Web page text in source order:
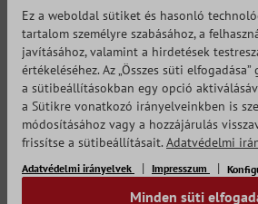
Ez a weboldal sütiket és hasonló
tartalom személyre szabásához, a
javításához, valamint a hirdetések
értékeléséhez. Az „Összes süti
a sütibeállításokban egy opció
a Sütikre vonatkozó irányelveinkben is
módosításához vagy a hozzájárulás
frissítse a sütibeállításait. Adatvédelmi
Adatvédelmi irányelvek Impresszum
Minden süti